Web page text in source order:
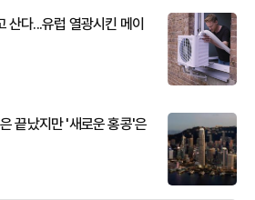
산다...유럽 열광시킨 메이
끝났지만 '새로운 홍콩'은